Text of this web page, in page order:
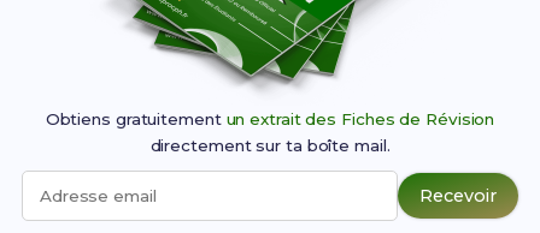
Obtiens gratuitement un extrait des Fiches de Révision
directement sur ta boîte mail.
Adresse email Recevoir